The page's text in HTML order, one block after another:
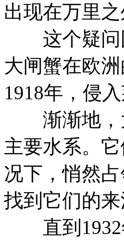
出现在万里
这个疑问
大闸蟹在欧
1918年，侵入
渐渐地，
主要水系。
况下，悄然
找到它们的来
直到1932